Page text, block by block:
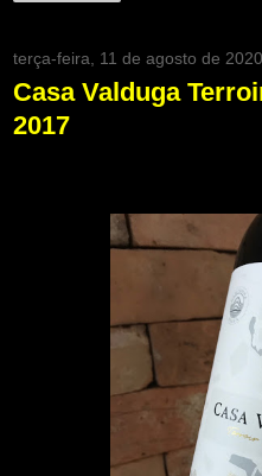
terça-feira, 11 de agosto de 2020
Casa Valduga
2017